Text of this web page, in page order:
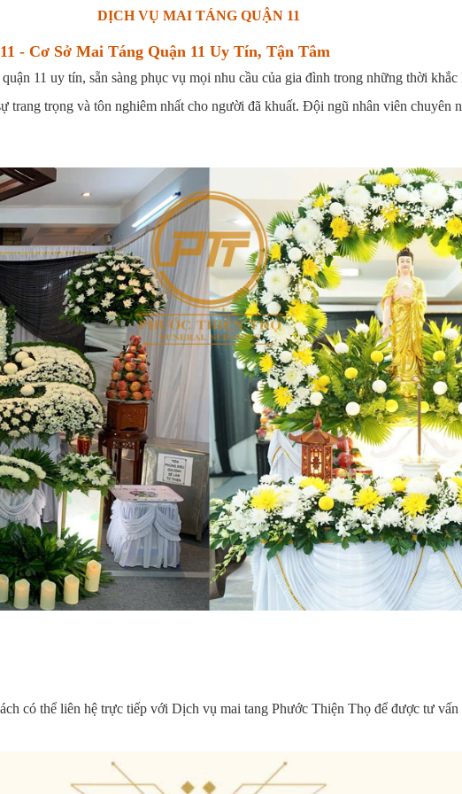
DỊCH VỤ MAI TÁNG QUẬN 11
- Cơ Sở Mai Táng Quận 11 Uy Tín, Tận Tâm
11 uy tín, sẵn sàng phục vụ mọi nhu cầu của gia đình trong những thời
trang trọng và tôn nghiêm nhất cho người đã khuất. Đội ngũ nhân viên chuyên
có thể liên hệ trực tiếp với Dịch vụ mai tang Phước Thiện Thọ để được tư